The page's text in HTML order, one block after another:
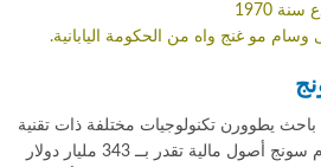
1970
مو غنج واه من الحكومة اليابانية.
اليوم لديه 50 الف باحث يطوورن تكنولوجيات مختلفة ذات تقنية
عالية جد، و تمتلك شركة سام سونج أصول مالية تقدر بــ 343 مليار دولار